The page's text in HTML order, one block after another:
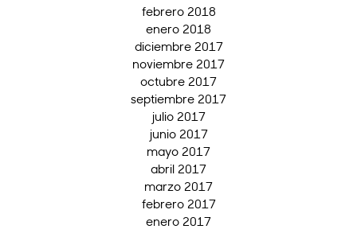
febrero 2018
enero 2018
diciembre 2017
noviembre 2017
octubre 2017
septiembre 2017
julio 2017
junio 2017
mayo 2017
abril 2017
marzo 2017
febrero 2017
enero 2017